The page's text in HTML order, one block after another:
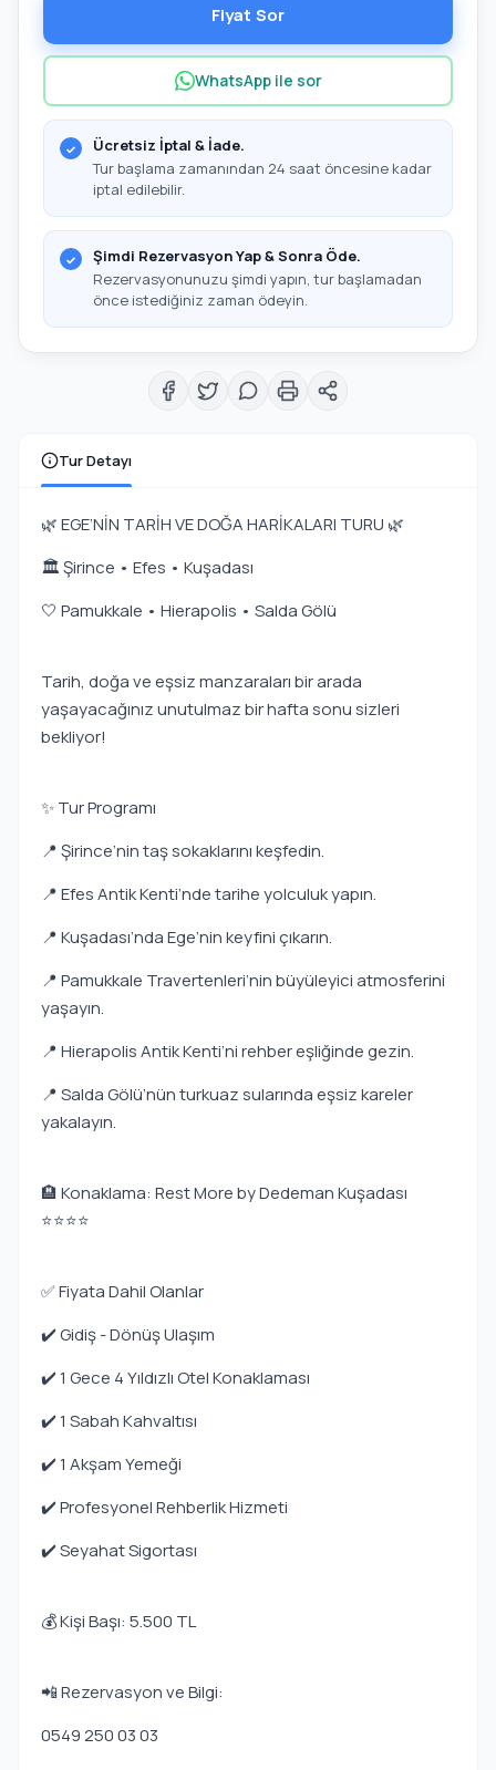
Tur Detayı
🌿 EGE’NİN TARİH VE DOĞA HARİKALARI TURU 🌿
🏛️ Şirince • Efes • Kuşadası
🤍 Pamukkale • Hierapolis • Salda Gölü
Tarih, doğa ve eşsiz manzaraları bir arada
yaşayacağınız unutulmaz bir hafta sonu sizleri
bekliyor!
✨ Tur Programı
📍 Şirince’nin taş sokaklarını keşfedin.
📍 Efes Antik Kenti’nde tarihe yolculuk yapın.
📍 Kuşadası’nda Ege’nin keyfini çıkarın.
📍 Pamukkale Travertenleri’nin büyüleyici atmosferini
yaşayın.
📍 Hierapolis Antik Kenti’ni rehber eşliğinde gezin.
📍 Salda Gölü’nün turkuaz sularında eşsiz kareler
yakalayın.
🏨 Konaklama: Rest More by Dedeman Kuşadası
⭐⭐⭐⭐
✅ Fiyata Dahil Olanlar
✔️ Gidiş - Dönüş Ulaşım
✔️ 1 Gece 4 Yıldızlı Otel Konaklaması
✔️ 1 Sabah Kahvaltısı
✔️ 1 Akşam Yemeği
✔️ Profesyonel Rehberlik Hizmeti
✔️ Seyahat Sigortası
💰 Kişi Başı: 5.500 TL
📲 Rezervasyon ve Bilgi:
0549 250 03 03
Fiyat Sor
WhatsApp ile sor
Ücretsiz İptal & İade.
Tur başlama zamanından 24 saat öncesine kadar
iptal edilebilir.
Şimdi Rezervasyon Yap & Sonra Öde.
Rezervasyonunuzu şimdi yapın, tur başlamadan
önce istediğiniz zaman ödeyin.